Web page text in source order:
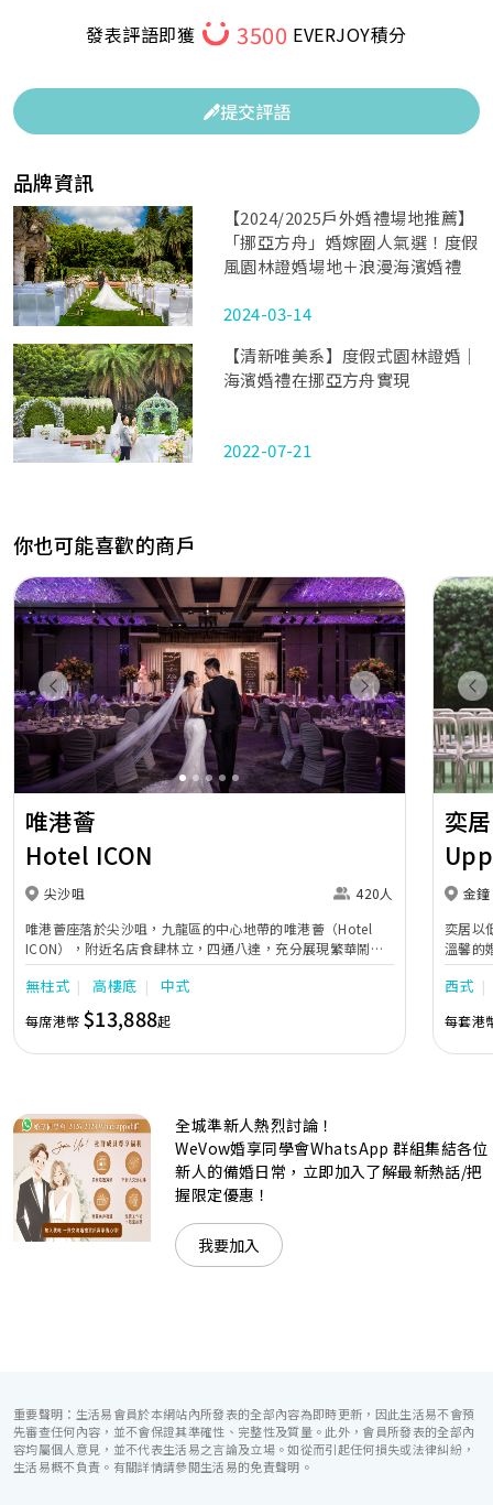
發表評語即獲
3500 EVERJOY積分
提交評語
品牌資訊
【2024/2025戶外婚禮場地推薦】
「挪亞方舟」婚嫁圈人氣選！度假
風園林證婚場地＋浪漫海濱婚禮
2024-03-14
【清新唯美系】度假式園林證婚｜
海濱婚禮在挪亞方舟實現
2022-07-21
你也可能喜歡的商戶
Previous Next
唯港薈
Hotel ICON
尖沙咀
420人
唯港薈座落於尖沙咀，九龍區的中心地帶的唯港薈（Hotel
ICON），附近名店食肆林立，四通八達，充分展現繁華鬧巿
中的活力個性，成為一眾準新人舉辦婚宴的熱門之選。專業團
隊由策劃統籌至所有婚宴每個細節，唯港薈都力臻完美，保證
讓您留下獨特的醉人回憶。 擁有時尚高樓頂的Silverbox宴會
廳，配置了全套先進的視聽影音及燈光設備配套，並採用極富
現代時尚感的水晶玻璃燈，演繹出與別不同的經典神韻。不論
準新人的個性及預算﹔保證為您打造夢寐以求的特別日子，令
賓客永誌難忘！
無柱式 高樓底 中式
每席港幣 $13,888起
奕居
金鐘
奕居以
溫馨的
團隊會
西式
每套港
全城準新人熱烈討論！
WeVow婚享同學會WhatsApp 群組集結各位
新人的備婚日常，立即加入了解最新熱話/把
握限定優惠！
我要加入
重要聲明：生活易會員於本網站內所發表的全部內容為即時更新，因此生活易不會預
先審查任何內容，並不會保證其準確性、完整性及質量。此外，會員所發表的全部內
容均屬個人意見，並不代表生活易之言論及立場。如從而引起任何損失或法律糾紛，
生活易概不負責。有關詳情請參閱生活易的免責聲明。